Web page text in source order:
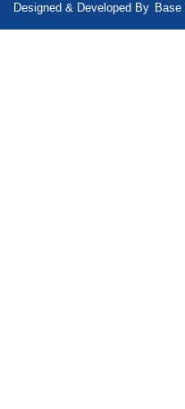
Designed & Developed By Base